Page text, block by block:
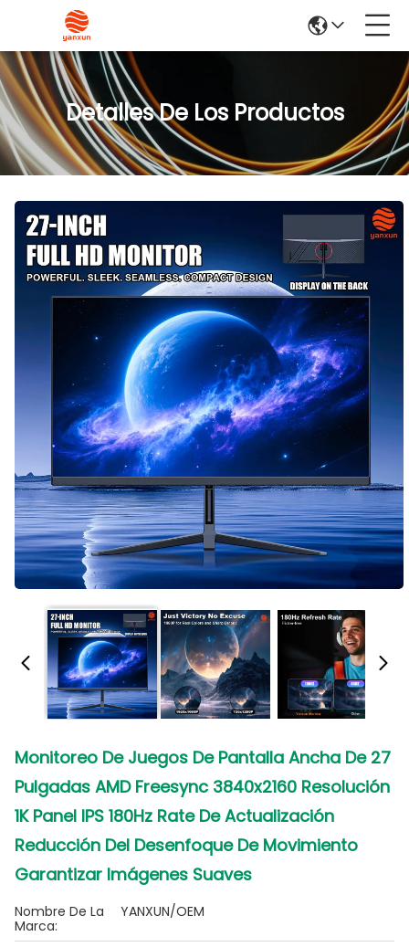
Detalles De Los Productos
Monitoreo De Juegos De Pantalla Ancha De 27
Pulgadas AMD Freesync 3840x2160 Resolución
1K Panel IPS 180Hz Rate De Actualización
Reducción Del Desenfoque De Movimiento
Garantizar Imágenes Suaves
Nombre De La
Marca:
YANXUN/OEM